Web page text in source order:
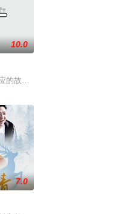
女奚圆（姜贞羽 饰）因意外踏入玄
10.0
的故事——用一场精心策划的“夏令
7.0